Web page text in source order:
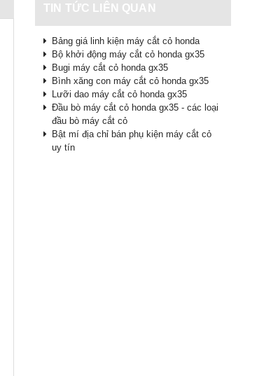
TIN TỨC LIÊN QUAN
Bảng giá linh kiện máy cắt cỏ honda
Bộ khởi động máy cắt cỏ honda gx35
Bugi máy cắt cỏ honda gx35
Bình xăng con máy cắt cỏ honda gx35
Lưỡi dao máy cắt cỏ honda gx35
Đầu bò máy cắt cỏ honda gx35 - các loại
đầu bò máy cắt cỏ
Bật mí địa chỉ bán phụ kiện máy cắt cỏ
uy tín